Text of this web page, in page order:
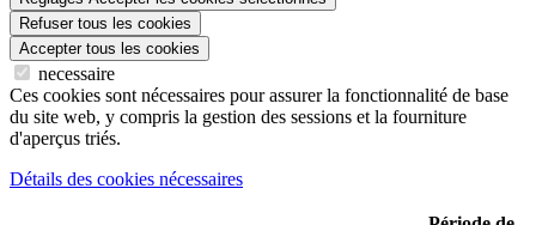
Refuser tous les cookies
Accepter tous les cookies
necessaire
Ces cookies sont nécessaires pour assurer la fonctionnalité de base
du site web, y compris la gestion des sessions et la fourniture
d'aperçus triés.
Détails des cookies nécessaires